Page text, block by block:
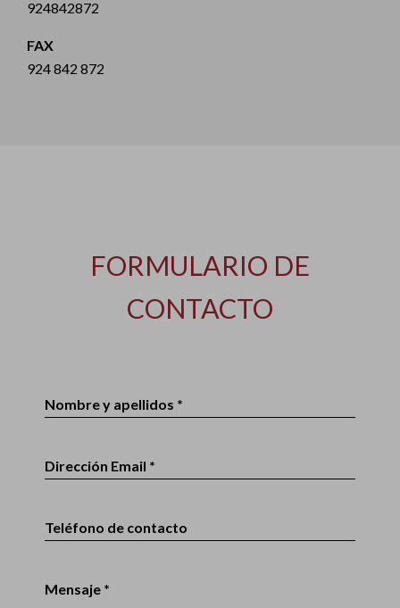
924842872
FAX
924 842 872
FORMULARIO DE
CONTACTO
Nombre y apellidos *
Dirección Email *
Teléfono de contacto
Mensaje *